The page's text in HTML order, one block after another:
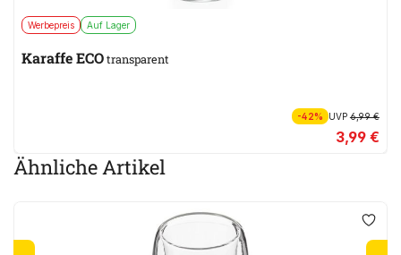
Werbepreis Auf Lager
Karaffe ECOtransparent
-42% UVP6,99 €
3,99 €
Ähnliche Artikel